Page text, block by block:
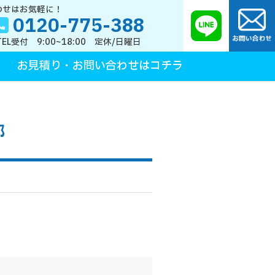
はお気軽に！
0120-775-388
受付 9:00~18:00 定休/日曜日
お見積り・お問い合わせはコチラ